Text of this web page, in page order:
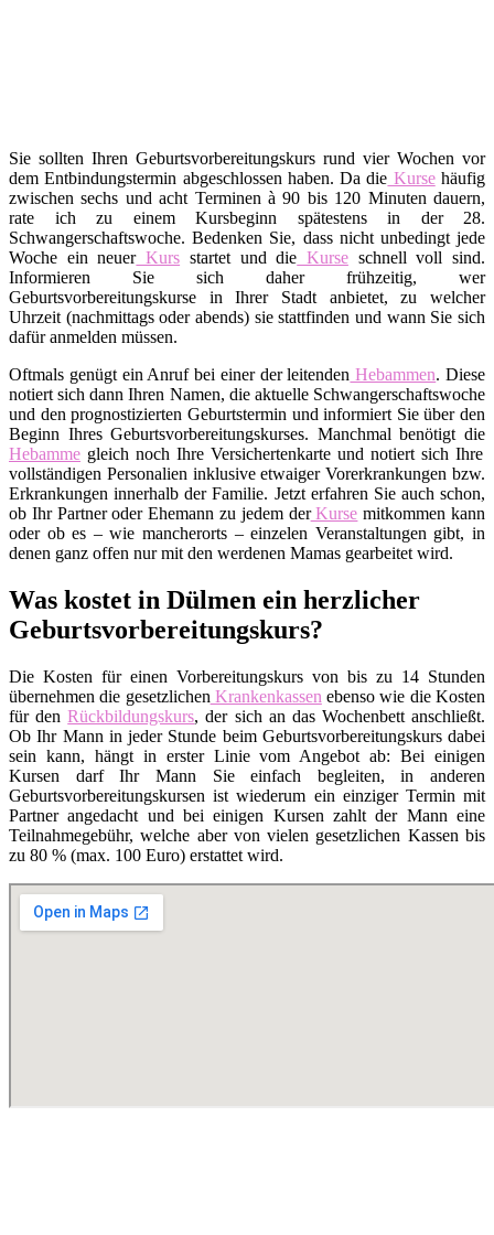
Sie sollten Ihren Geburtsvorbereitungskurs rund vier Wochen vor
dem Entbindungstermin abgeschlossen haben. Da die Kursehäufig
zwischen sechs und acht Terminen à 90 bis 120 Minuten dauern,
rate ich zu einem Kursbeginn spätestens in der 28.
Schwangerschaftswoche. Bedenken Sie, dass nicht unbedingt jede
Woche ein neuerKurs startet und die Kurseschnell voll sind.
Informieren Sie sich daher frühzeitig, wer
Geburtsvorbereitungskurse in Ihrer Stadt anbietet, zu welcher
Uhrzeit (nachmittags oder abends) sie stattfinden und wann Sie sich
dafür anmelden müssen.
Oftmals genügt ein Anruf bei einer der leitenden Hebammen. Diese
notiert sich dann Ihren Namen, die aktuelle Schwangerschaftswoche
und den prognostizierten Geburtstermin und informiert Sie über den
Beginn Ihres Geburtsvorbereitungskurses. Manchmal benötigt die
Hebamme gleich noch Ihre Versichertenkarte und notiert sich Ihre
vollständigen Personalien inklusive etwaiger Vorerkrankungen bzw.
Erkrankungen innerhalb der Familie. Jetzt erfahren Sie auch schon,
ob Ihr Partner oder Ehemann zu jedem derKurse mitkommen kann
oder ob es – wie mancherorts – einzelen Veranstaltungen gibt, in
denen ganz offen nur mit den werdenen Mamas gearbeitet wird.
Was kostet in Dülmen ein herzlicher
Geburtsvorbereitungskurs?
Die Kosten für einen Vorbereitungskurs von bis zu 14 Stunden
übernehmen die gesetzlichen Krankenkassen ebenso wie die Kosten
für denRückbildungskurs, der sich an das Wochenbett anschließt.
Ob Ihr Mann in jeder Stunde beim Geburtsvorbereitungskurs dabei
sein kann, hängt in erster Linie vom Angebot ab: Bei einigen
Kursen darf Ihr Mann Sie einfach begleiten, in anderen
Geburtsvorbereitungskursen ist wiederum ein einziger Termin mit
Partner angedacht und bei einigen Kursen zahlt der Mann eine
Teilnahmegebühr, welche aber von vielen gesetzlichen Kassen bis
zu 80 % (max. 100 Euro) erstattet wird.